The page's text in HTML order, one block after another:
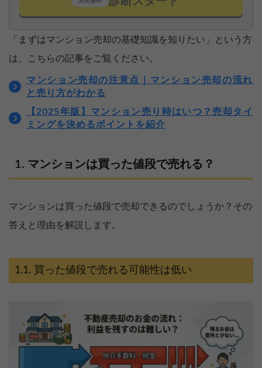
「まずはマンション売却の基礎知識を知りたい」という方
は、こちらの記事をご覧ください。
マンション売却の注意点｜マンション売却の流れ
と売り方がわかる
【2025年版】マンション売り時はいつ？売却タイ
ミングを決めるポイントを紹介
マンションは買った値段で売れる？
マンションは買った値段で売却できるのでしょうか？その
答えと理由を解説します。
買った値段で売れる可能性は低い